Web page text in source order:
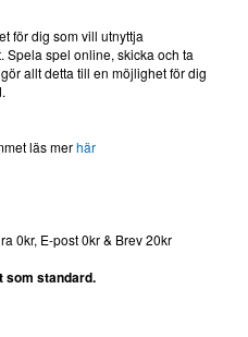
för dig som vill utnyttja
Spela spel online, skicka och ta
allt detta till en möjlighet för dig
läs merhär
0kr, E-post 0kr & Brev 20kr
som standard.